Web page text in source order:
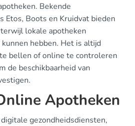
Bekende
Etos, Boots en Kruidvat bieden
lokale apotheken
hebben. Het is altijd
bellen of online te controleren
de beschikbaarheid van
Apotheken
gezondheidsdiensten,